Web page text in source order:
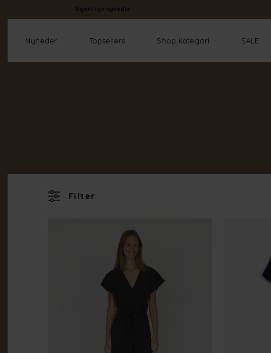
Ugentlige nyheder
Nyheder Topsellers Shop kategori SALE
Filter